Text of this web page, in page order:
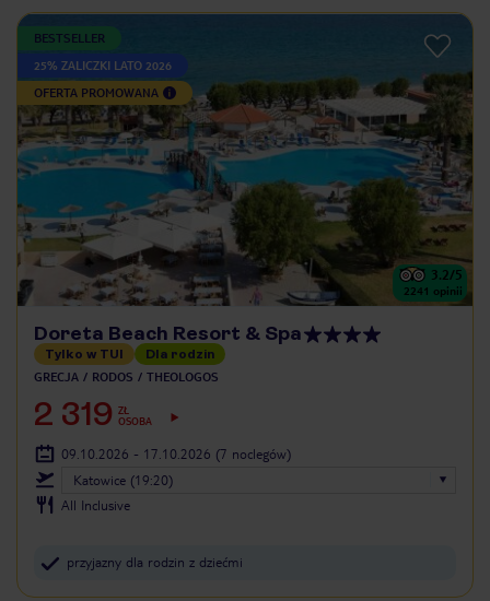
BESTSELLER
25% ZALICZKI LATO 2026
OFERTA PROMOWANA
3.2/5
2241 opinii
Doreta Beach Resort & Spa
Tylko w TUI Dla rodzin
GRECJA RODOS THEOLOGOS
2 319 ZŁ
OSOBA
09.10.2026 - 17.10.2026 (7 noclegów)
Katowice (19:20)
All Inclusive
przyjazny dla rodzin z dziećmi